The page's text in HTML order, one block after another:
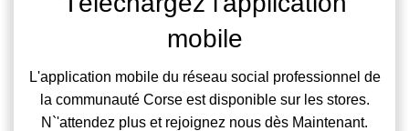
mobile
L'application mobile du réseau social professionnel de
la communauté Corse est disponible sur les stores.
N`'attendez plus et rejoignez nous dès Maintenant.